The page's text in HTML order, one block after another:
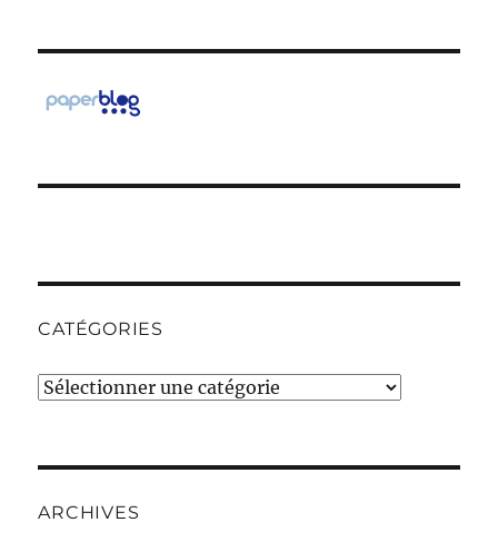
CATÉGORIES
Catégories
ARCHIVES